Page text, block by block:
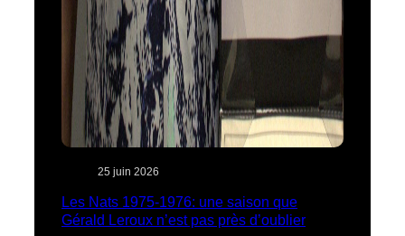
25 juin 2026
Les Nats 1975-1976: une saison que
Gérald Leroux n’est pas près d’oublier